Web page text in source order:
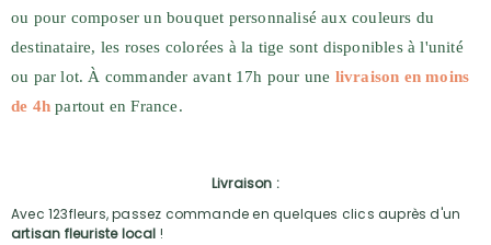
ou pour composer un bouquet personnalisé aux couleurs du
destinataire, les roses colorées à la tige sont disponibles à l'unité
ou par lot. À commander avant 17h pour une livraison en moins
de 4h partout en France.
Livraison :
Avec 123fleurs, passez commande en quelques clics auprès d'un
artisan fleuriste local !